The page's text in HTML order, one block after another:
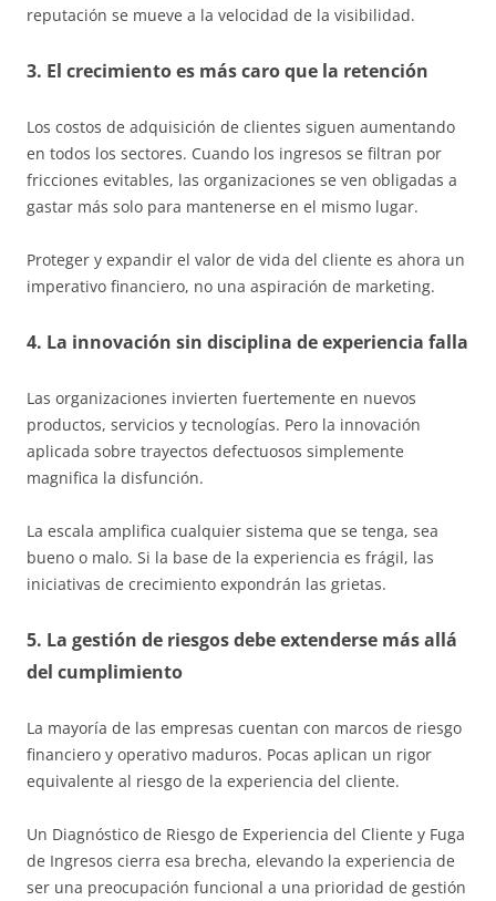
reputación se mueve a la velocidad de la visibilidad.
3. El crecimiento es más caro que la retención
Los costos de adquisición de clientes siguen aumentando
en todos los sectores. Cuando los ingresos se filtran por
fricciones evitables, las organizaciones se ven obligadas a
gastar más solo para mantenerse en el mismo lugar.
Proteger y expandir el valor de vida del cliente es ahora un
imperativo financiero, no una aspiración de marketing.
4. La innovación sin disciplina de experiencia falla
Las organizaciones invierten fuertemente en nuevos
productos, servicios y tecnologías. Pero la innovación
aplicada sobre trayectos defectuosos simplemente
magnifica la disfunción.
La escala amplifica cualquier sistema que se tenga, sea
bueno o malo. Si la base de la experiencia es frágil, las
iniciativas de crecimiento expondrán las grietas.
5. La gestión de riesgos debe extenderse más allá
del cumplimiento
La mayoría de las empresas cuentan con marcos de riesgo
financiero y operativo maduros. Pocas aplican un rigor
equivalente al riesgo de la experiencia del cliente.
Un Diagnóstico de Riesgo de Experiencia del Cliente y Fuga
de Ingresos cierra esa brecha, elevando la experiencia de
ser una preocupación funcional a una prioridad de gestión